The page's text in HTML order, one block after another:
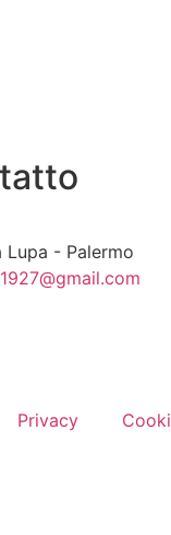
Lupa - Palermo
Privacy